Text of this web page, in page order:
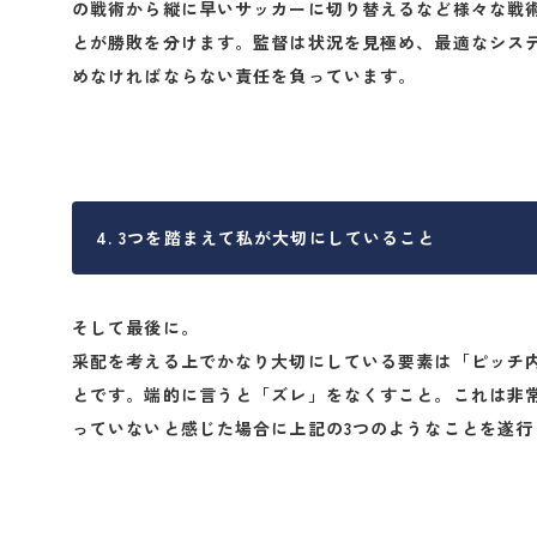
の戦術から縦に早いサッカーに切り替えるなど様々な戦
とが勝敗を分けます。監督は状況を見極め、最適なシ
めなければならない責任を負っています。
4. 3つを踏まえて私が大切にしていること
そして最後に。
采配を考える上でかなり大切にしている要素は「ピッチ
とです。端的に言うと「ズレ」をなくすこと。
これは非
っていないと感じた場合に上記の3つのようなことを遂